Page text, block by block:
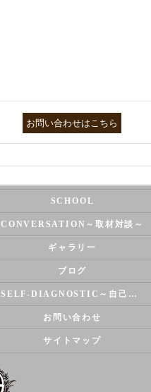
お問い合わせはこちら
SCHOOL
CONVERSATION～取材対談～
ギャラリー
ブログ
SELF-DIAGNOSTIC～自己診断～
お問い合わせ
サイトマップ